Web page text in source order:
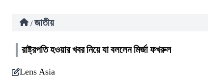
/ জাতীয়
রাষ্ট্রপতি হওয়ার খবর নিয়ে যা বললেন মির্জা ফখরুল
Lens Asia